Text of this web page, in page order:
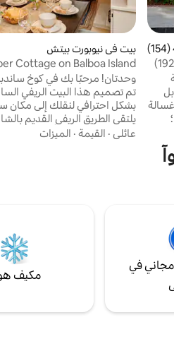
5، 154 مراجعات بيت في نيوبورت بيتش
Cottage on Balboa Island
وحدتان! مرحبًا بك في كوخ
تم تصميم هذا البيت الريفي
بشكل احترافي لنقلك إلى
يلتقي الطريق الريفي القديم
المتاجر الساحلية الأنيقة ومحلات
عائلي · القيمة · الميزات
في
مكيف